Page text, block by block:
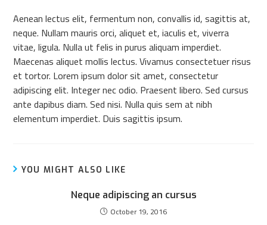
Aenean lectus elit, fermentum non, convallis id, sagittis at,
neque. Nullam mauris orci, aliquet et, iaculis et, viverra
vitae, ligula. Nulla ut felis in purus aliquam imperdiet.
Maecenas aliquet mollis lectus. Vivamus consectetuer risus
et tortor. Lorem ipsum dolor sit amet, consectetur
adipiscing elit. Integer nec odio. Praesent libero. Sed cursus
ante dapibus diam. Sed nisi. Nulla quis sem at nibh
elementum imperdiet. Duis sagittis ipsum.
YOU MIGHT ALSO LIKE
Neque adipiscing an cursus
October 19, 2016